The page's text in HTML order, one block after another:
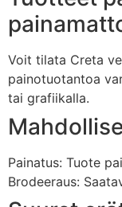
Voit tilata Creta
painotuotantoa
tai grafiikalla.
Painatus: Tuote
Brodeeraus: